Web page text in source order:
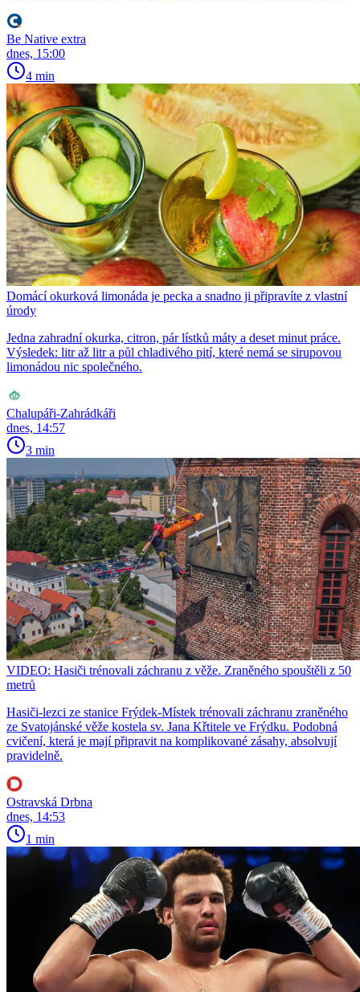
Be Native extra
dnes, 15:00
4 min
Domácí okurková limonáda je pecka a snadno ji připravíte z vlastní
úrody
Jedna zahradní okurka, citron, pár lístků máty a deset minut práce.
Výsledek: litr až litr a půl chladivého pití, které nemá se sirupovou
limonádou nic společného.
Chalupáři-Zahrádkáři
dnes, 14:57
3 min
VIDEO: Hasiči trénovali záchranu z věže. Zraněného spouštěli z 50
metrů
Hasiči-lezci ze stanice Frýdek-Místek trénovali záchranu zraněného
ze Svatojánské věže kostela sv. Jana Křtitele ve Frýdku. Podobná
cvičení, která je mají připravit na komplikované zásahy, absolvují
pravidelně.
Ostravská Drbna
dnes, 14:53
1 min